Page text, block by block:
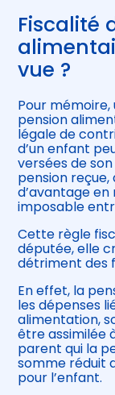
Fiscalité
vue ?
Pour
pension
légale de
d’un enfant
versées de
pension reçue,
d’avantage
imposable
Cette règle
députée, elle
détriment des
En effet, la
les dépenses
alimentation,
être assimilée
parent qui la
somme réduit
pour l’enfant.